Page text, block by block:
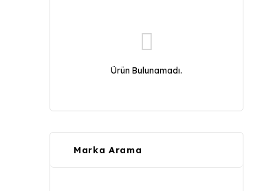
Ürün Bulunamadı.
Marka Arama